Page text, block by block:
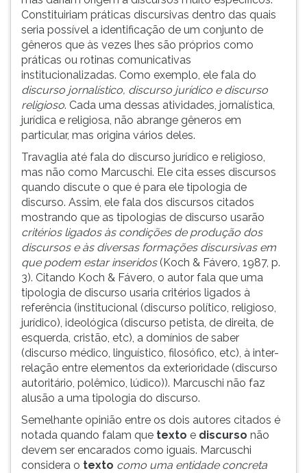
Constituiriam práticas discursivas dentro das quais
seria possível a identificação de um conjunto de
gêneros que às vezes lhes são próprios como
práticas ou rotinas comunicativas
institucionalizadas. Como exemplo, ele fala do
discurso jornalístico, discurso jurídico e discurso
religioso. Cada uma dessas atividades, jornalística,
jurídica e religiosa, não abrange gêneros em
particular, mas origina vários deles.
Travaglia até fala do discurso jurídico e religioso,
mas não como Marcuschi. Ele cita esses discursos
quando discute o que é para ele tipologia de
discurso. Assim, ele fala dos discursos citados
mostrando que as tipologias de discurso usarão
critérios ligados às condições de produção dos
discursos e às diversas formações discursivas em
que podem estar inseridos(Koch & Fávero, 1987, p.
3). Citando Koch & Fávero, o autor fala que uma
tipologia de discurso usaria critérios ligados à
referência (institucional (discurso político, religioso,
jurídico), ideológica (discurso petista, de direita, de
esquerda, cristão, etc), a domínios de saber
(discurso médico, linguístico, filosófico, etc), à inter-
relação entre elementos da exterioridade (discurso
autoritário, polêmico, lúdico)). Marcuschi não faz
alusão a uma tipologia do discurso.
Semelhante opinião entre os dois autores citados é
notada quando falam que texto e discurso não
devem ser encarados como iguais. Marcuschi
considera o texto como uma entidade concreta